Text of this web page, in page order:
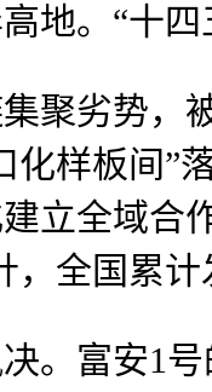
地。“十四
劣势，
化样板间”
立全域合
全国累计
富安1号